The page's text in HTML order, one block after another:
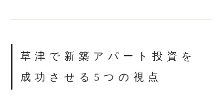
草津で新築アパート投資を
成功させる5つの視点